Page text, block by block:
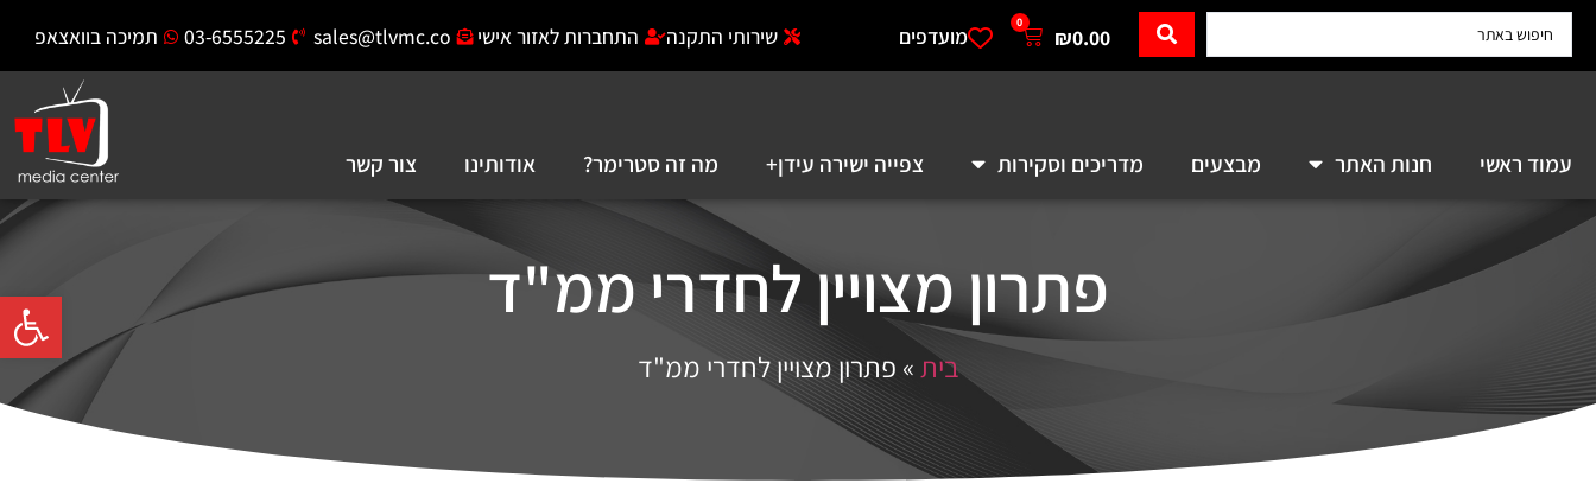
פתח
₪0.00
0
מועדפים שירותי התקנה התחברות לאזור אישי sales@tlvmc.co
03-6555225 תמיכה בוואצאפ
עמוד ראשי חנות האתר מבצעים מדריכים וסקירות צפייה ישירה עידן+ מה זה סטרימר? אודותינו צור קשר
פתרון מצויין לחדרי ממ"ד
בית» פתרון מצויין לחדרי ממ"ד